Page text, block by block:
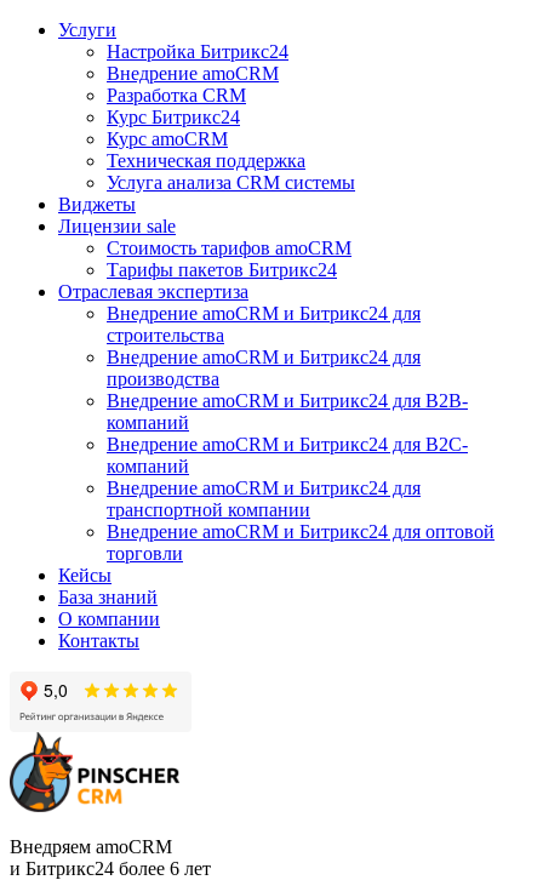
Услуги
Настройка Битрикс24
Внедрение amoCRM
Разработка CRM
Курс Битрикс24
Курс amoCRM
Техническая поддержка
Услуга анализа CRM системы
Виджеты
Лицензии sale
Стоимость тарифов amoCRM
Тарифы пакетов Битрикс24
Отраслевая экспертиза
Внедрение amoCRM и Битрикс24 для
строительства
Внедрение amoCRM и Битрикс24 для
производства
Внедрение amoCRM и Битрикс24 для В2В-
компаний
Внедрение amoCRM и Битрикс24 для В2С-
компаний
Внедрение amoCRM и Битрикс24 для
транспортной компании
Внедрение amoCRM и Битрикс24 для оптовой
торговли
Кейсы
База знаний
О компании
Контакты
Внедряем amoCRM
и Битрикс24 более 6 лет